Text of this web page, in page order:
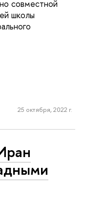
совместной
школы
25 октября, 2022 г.